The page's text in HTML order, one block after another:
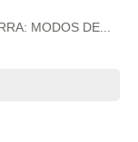
MODOS DE...